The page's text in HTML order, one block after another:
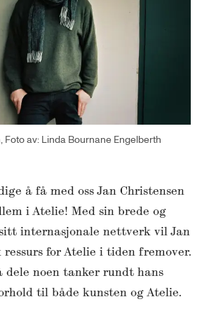
Foto av: Linda Bournane Engelberth
å få med oss Jan Christensen
i Atelie! Med sin brede og
internasjonale nettverk vil Jan
for Atelie i tiden fremover.
dele noen tanker rundt hans
til både kunsten og Atelie.